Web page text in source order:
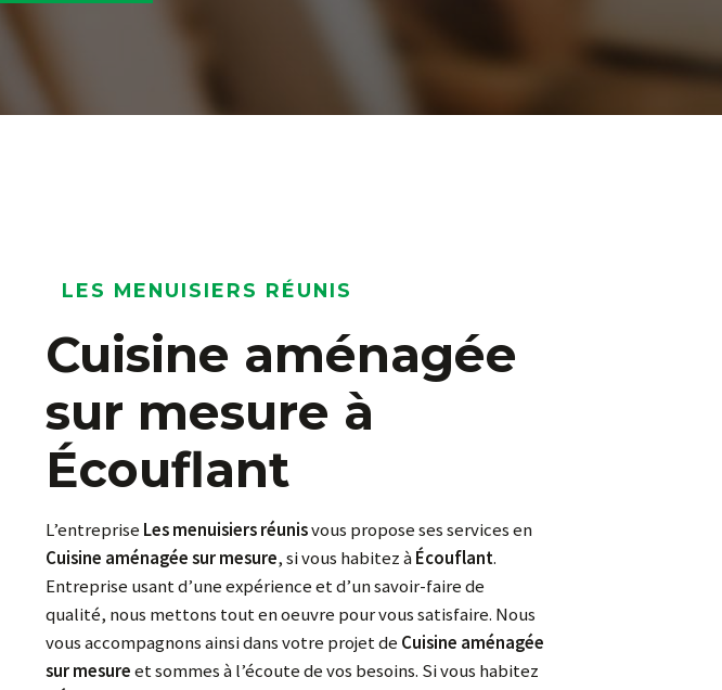
LES MENUISIERS RÉUNIS
Cuisine aménagée
sur mesure à
Écouflant
L’entreprise Les menuisiers réunisvous propose ses services en
Cuisine aménagée sur mesure, si vous habitez àÉcouflant.
Entreprise usant d’une expérience et d’un savoir-faire de
qualité, nous mettons tout en oeuvre pour vous satisfaire. Nous
vous accompagnons ainsi dans votre projet de Cuisine aménagée
sur mesureet sommes à l’écoute de vos besoins. Si vous habitez